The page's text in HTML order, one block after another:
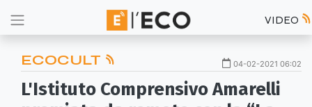
VIDEO
ECOCULT 04-02-2021 06:02
L'Istituto Comprensivo Amarelli